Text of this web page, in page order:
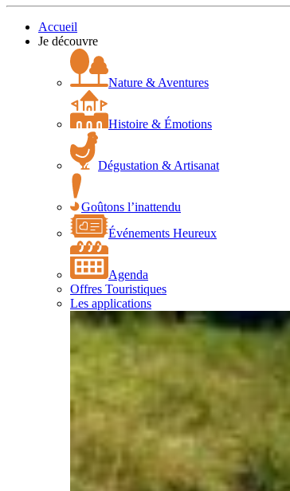
Accueil
Je découvre
Nature & Aventures
Histoire & Émotions
Dégustation & Artisanat
Goûtons l’inattendu
Événements Heureux
Agenda
Offres Touristiques
Les applications